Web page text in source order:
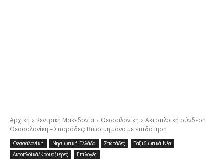
Αρχική Κεντρική Μακεδονία Θεσσαλονίκη
Ακτοπλοϊκή σύνδεση
Θεσσαλονίκη – Σποράδες: Βιώσιμη μόνο με επιδότηση
Θεσσαλονίκη Νησιωτική Ελλάδα Σποράδες
Ταξιδιωτικά Νέα
Ακτοπλοϊκά/Κρουαζιέρες
Επιλογές